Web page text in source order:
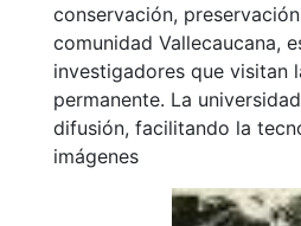
conservación,
comunidad Vallecaucana,
investigadores que visitan
permanente. La
difusión, facilitando la
imágenes